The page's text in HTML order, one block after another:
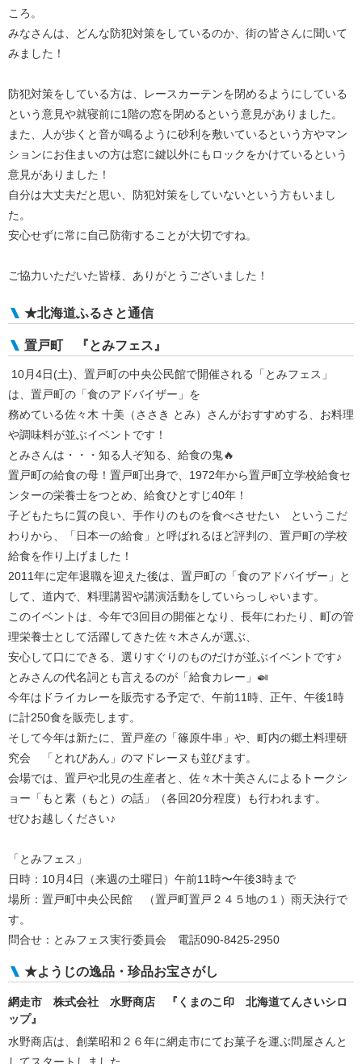
ころ。
みなさんは、どんな防犯対策をしているのか、街の皆さんに聞いて
みました！
防犯対策をしている方は、レースカーテンを閉めるようにしている
という意見や就寝前に1階の窓を閉めるという意見がありました。
また、人が歩くと音が鳴るように砂利を敷いているという方やマン
ションにお住まいの方は窓に鍵以外にもロックをかけているという
意見がありました！
自分は大丈夫だと思い、防犯対策をしていないという方もいまし
た。
安心せずに常に自己防衛することが大切ですね。
ご協力いただいた皆様、ありがとうございました！
★北海道ふるさと通信
置戸町 『とみフェス』
10月4日(土)、置戸町の中央公民館で開催される「とみフェス」
は、置戸町の「食のアドバイザー」を
務めている佐々木 十美（ささき とみ）さんがおすすめする、お料理
や調味料が並ぶイベントです！
とみさんは・・・知る人ぞ知る、給食の鬼🔥
置戸町の給食の母！置戸町出身で、1972年から置戸町立学校給食セ
ンターの栄養士をつとめ、給食ひとすじ40年！
子どもたちに質の良い、手作りのものを食べさせたい というこだ
わりから、「日本一の給食」と呼ばれるほど評判の、置戸町の学校
給食を作り上げました！
2011年に定年退職を迎えた後は、置戸町の「食のアドバイザー」と
して、道内で、料理講習や講演活動をしていらっしゃいます。
このイベントは、今年で3回目の開催となり、長年にわたり、町の管
理栄養士として活躍してきた佐々木さんが選ぶ、
安心して口にできる、選りすぐりのものだけが並ぶイベントです♪
とみさんの代名詞とも言えるのが「給食カレー」🍛
今年はドライカレーを販売する予定で、午前11時、正午、午後1時
に計250食を販売します。
そして今年は新たに、置戸産の「篠原牛串」や、町内の郷土料理研
究会 「とれびあん」のマドレーヌも並びます。
会場では、置戸や北見の生産者と、佐々木十美さんによるトークシ
ョー「もと素（もと）の話」（各回20分程度）も行われます。
ぜひお越しください♪
「とみフェス」
日時：10月4日（来週の土曜日）午前11時〜午後3時まで
場所：置戸町中央公民館 （置戸町置戸２４５地の１）雨天決行で
す。
問合せ：とみフェス実行委員会 電話090-8425-2950
★ようじの逸品・珍品お宝さがし
網走市 株式会社 水野商店 『くまのこ印 北海道てんさいシロ
ップ』
水野商店は、創業昭和２６年に網走市にてお菓子を運ぶ問屋さんと